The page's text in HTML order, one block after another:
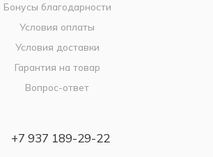
Бонусы благодарности
Условия оплаты
Условия доставки
Гарантия на товар
Вопрос-ответ
+7 937 189-29-22